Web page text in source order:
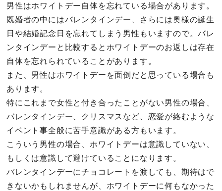
男性はホワイトデー自体を忘れている場合があります。
既婚者の中にはバレンタインデー、さらには奥様の誕生
日や結婚記念日を忘れてしまう男性もいますので。バレ
ンタインデーと比較するとホワイトデーのお返しは存在
自体を忘れられていることがあります。
また、男性はホワイトデーを面倒だと思っている場合も
あります。
特にこれまで女性と付き合ったことがない男性の場合、
バレンタインデー、クリスマスなど、恋愛が絡むような
イベント事全般に苦手意識がある方もいます。
こういう男性の場合、ホワイトデーは意識していない、
もしくは意識して避けていることになります。
バレンタインデーにチョコレートを渡しても、期待はで
きないかもしれませんが、ホワイトデーに何もなかった